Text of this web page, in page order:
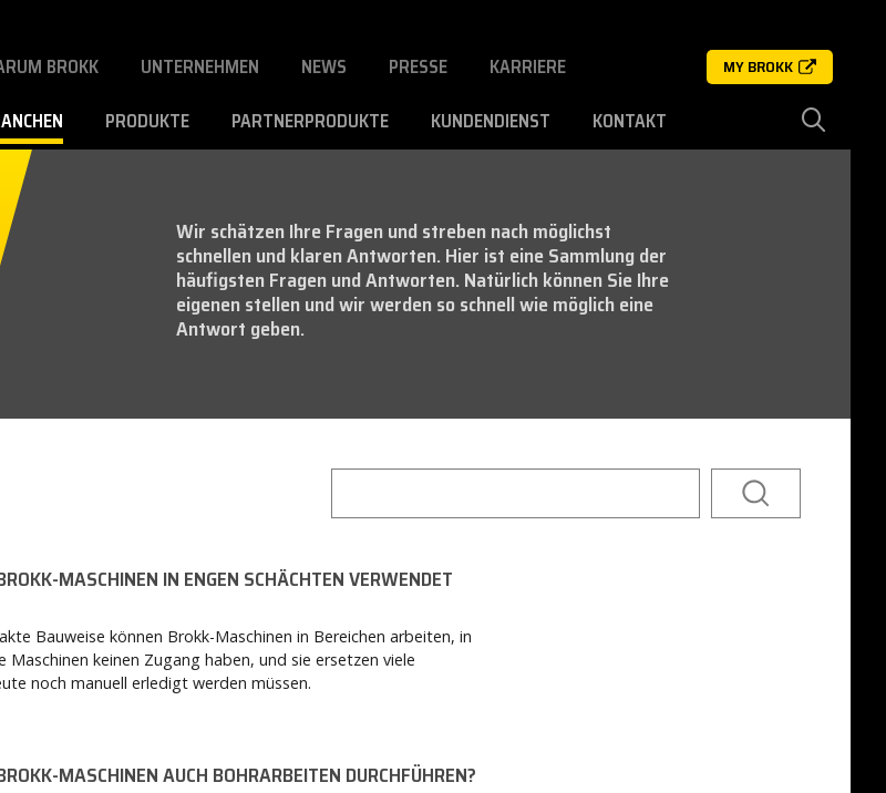
BROKK UNTERNEHMEN NEWS PRESSE KARRIERE MY BROKK
PRODUKTE PARTNERPRODUKTE KUNDENDIENST KONTAKT
Wir schätzen Ihre Fragen und streben nach möglichst
schnellen und klaren Antworten. Hier ist eine Sammlung der
häufigsten Fragen und Antworten. Natürlich können Sie Ihre
eigenen stellen und wir werden so schnell wie möglich eine
Antwort geben.
MASCHINEN IN ENGEN SCHÄCHTEN VERWENDET
Bauweise können Brokk-Maschinen in Bereichen arbeiten, in
Maschinen keinen Zugang haben, und sie ersetzen viele
noch manuell erledigt werden müssen.
MASCHINEN AUCH BOHRARBEITEN DURCHFÜHREN?